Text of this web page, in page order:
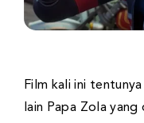
Film kali ini
lain Papa Zola